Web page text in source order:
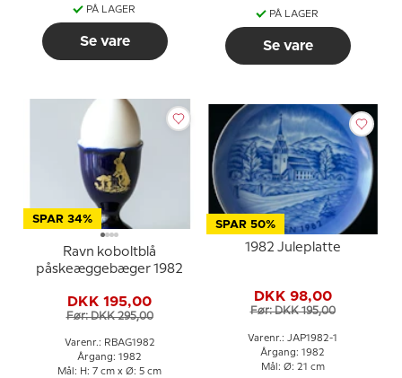
PÅ LAGER
Se vare
PÅ LAGER
Se vare
SPAR 34%
Ravn koboltblå
påskeæggebæger 1982
DKK 195,00
Før: DKK 295,00
Varenr.: RBAG1982
Årgang: 1982
Mål: H: 7 cm x Ø: 5 cm
SPAR 50%
1982 Juleplatte
DKK 98,00
Før: DKK 195,00
Varenr.: JAP1982-1
Årgang: 1982
Mål: Ø: 21 cm